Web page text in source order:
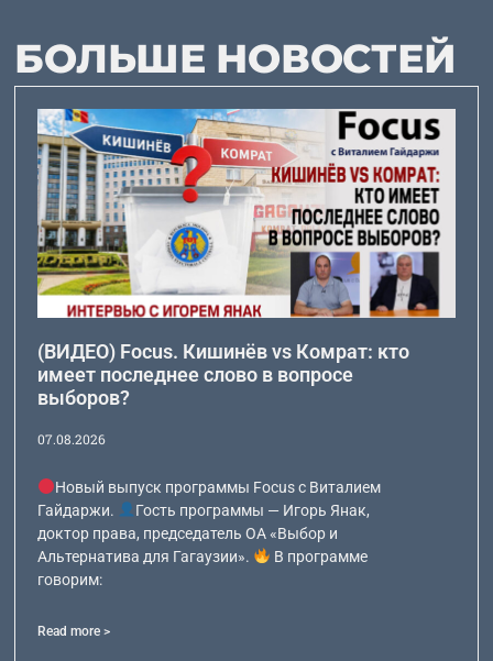
БОЛЬШЕ НОВОСТЕЙ
(ВИДЕО) Focus. Кишинёв vs Комрат: кто
имеет последнее слово в вопросе
выборов?
07.08.2026
Новый выпуск программы Focus с Виталием
Гайдаржи.
Гость программы — Игорь Янак,
доктор права, председатель ОА «Выбор и
Альтернатива для Гагаузии».
В программе
говорим:
Read more >